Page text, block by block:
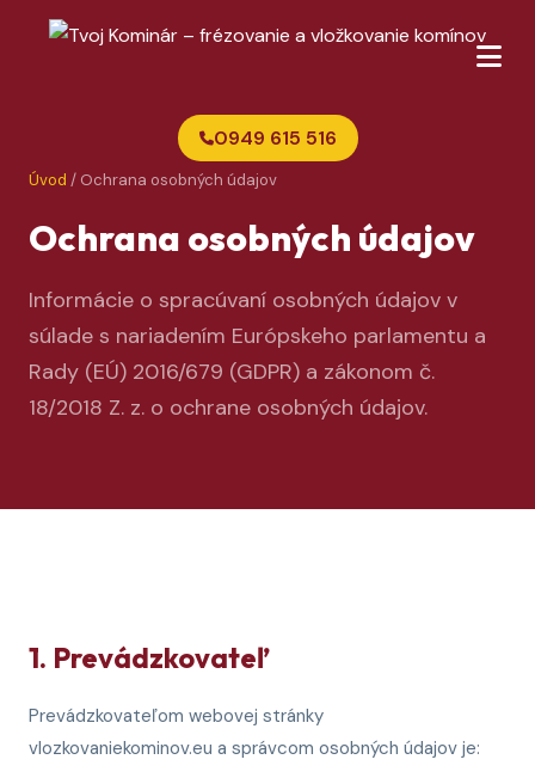
0949 615 516
Úvod / Ochrana osobných údajov
Ochrana osobných údajov
Informácie o spracúvaní osobných údajov v
súlade s nariadením Európskeho parlamentu a
Rady (EÚ) 2016/679 (GDPR) a zákonom č.
18/2018 Z. z. o ochrane osobných údajov.
1. Prevádzkovateľ
Prevádzkovateľom webovej stránky
vlozkovaniekominov.eu a správcom osobných údajov je: